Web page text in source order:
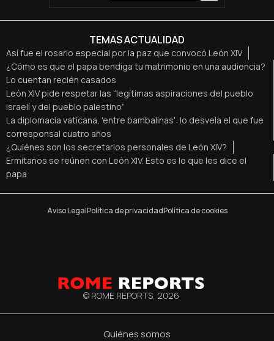
TEMAS ACTUALIDAD
Así fue el rosario especial por la paz que convocó León XIV
¿Cómo es que el papa bendiga tu matrimonio en una audiencia?
Lo cuentan recién casados
León XIV pide respetar las “legítimas aspiraciones del pueblo
israelí y del pueblo palestino”
La diplomacia vaticana, 'entre bambalinas': lo desvela el que fue
corresponsal cuatro años
¿Quiénes son los secretarios personales de León XIV?
Ermitaños se reúnen con León XIV. Esto es lo que les dice el
papa
Aviso LegalPolítica de privacidadPolítica de cookies
© ROME REPORTS, 2026
Quiénes somos